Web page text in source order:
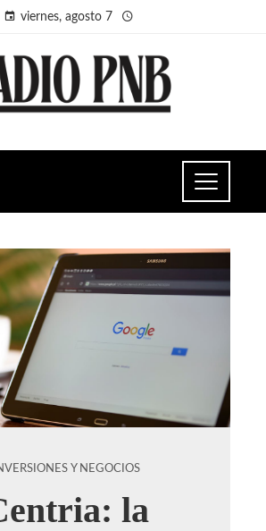
viernes, agosto 7
Y NEGOCIOS
la